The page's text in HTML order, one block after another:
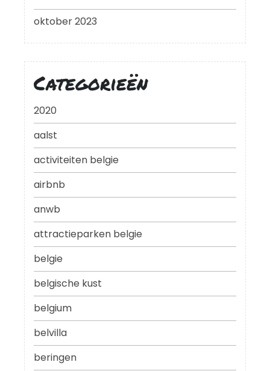
oktober 2023
Categorieën
2020
aalst
activiteiten belgie
airbnb
anwb
attractieparken belgie
belgie
belgische kust
belgium
belvilla
beringen